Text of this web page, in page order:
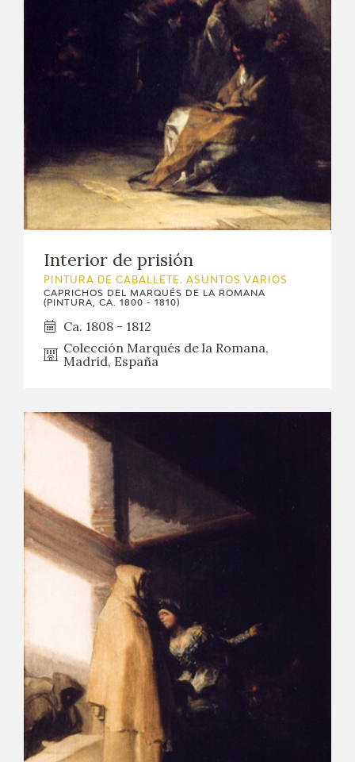
Interior de prisión
PINTURA DE CABALLETE. ASUNTOS VARIOS
CAPRICHOS DEL MARQUÉS DE LA ROMANA
(PINTURA, CA. 1800 - 1810)
Ca. 1808 - 1812
Colección Marqués de la Romana,
Madrid, España